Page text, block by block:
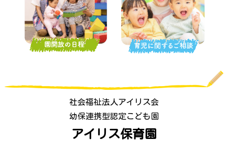
社会福祉法人アイリス会
幼保連携型認定こども園
アイリス保育園